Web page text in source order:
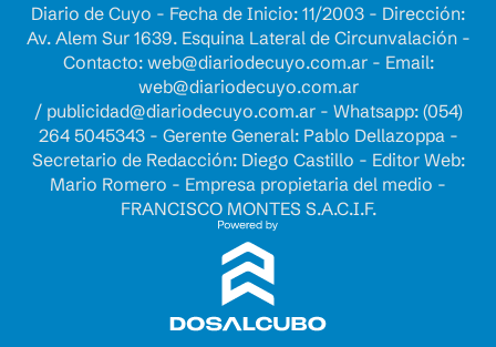
Diario de Cuyo - Fecha de Inicio: 11/2003 - Dirección:
Av. Alem Sur 1639. Esquina Lateral de Circunvalación -
Contacto: web@diariodecuyo.com.ar- Email:
web@diariodecuyo.com.ar
/ publicidad@diariodecuyo.com.ar- Whatsapp: (054)
264 5045343 - Gerente General: Pablo Dellazoppa -
Secretario de Redacción: Diego Castillo - Editor Web:
Mario Romero - Empresa propietaria del medio -
FRANCISCO MONTES S.A.C.I.F.